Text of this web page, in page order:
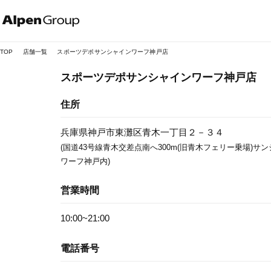
TOP 店舗一覧 スポーツデポサンシャインワーフ神戸店
スポーツデポサンシャインワーフ神戸店
住所
兵庫県神戸市東灘区青木一丁目２－３４
(国道43号線青木交差点南へ300m(旧青木フェリー乗場)サン
ワーフ神戸内)
営業時間
10:00~21:00
電話番号